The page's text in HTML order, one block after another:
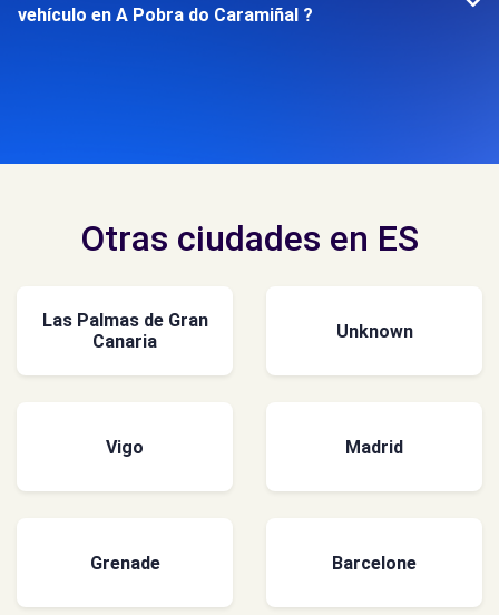
vehículo en A Pobra do Caramiñal ?
Otras ciudades en ES
Las Palmas de Gran
Canaria
Unknown
Vigo Madrid
Grenade Barcelone